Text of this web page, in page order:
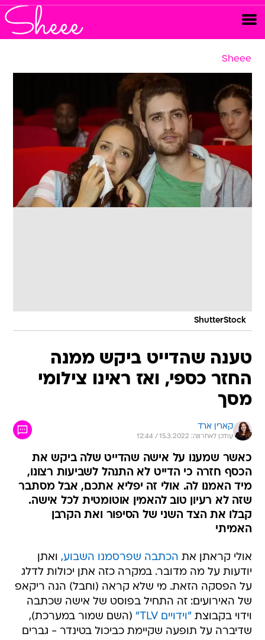
Sheee
ShutterStock
טענה שהדייט ביקש ממנה
החזר כספי, ואז ראינו צילומי
מסך
קארין ארד
עודכן לאחרונה: 15.3.2022 / 12:44
כאשר שמענו על אישה שהדייט שלה ביקש את
הכסף חזרה כי הדייט לא התנהל לשביעות רצונו,
מיד האמנו לה. אולי זה יפליא אתכם, אבל מסתבר
שזה לא רעיון טוב להאמין אוטומטית לכל אישה.
קבלו את הצד השני של הסיפור ואת הקרבן
האמיתי
אולי קראתן את הכתבה שפרסמנו השבוע, ואתן
יודעות על מה מדובר. במקרה כזה אתן יכולות לדלג
על הפסקה הזאת. מי שלא קראה (וחבל) הנה ריקאפ
של האירועים: זה התחיל בפוסט של אישה שכתבה
וידוי בקבוצת "וידויים TLV"
(השם שמור במערכת),
שדיברה על תופעה שקיימת כביכול בטינדר - גברים